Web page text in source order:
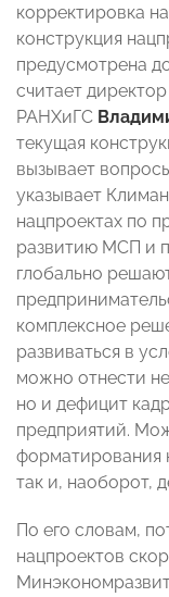
корректировка
конструкция
предусмотрена
считает
РАНХиГС
текущая
вызывает
указывает
нацпроектах по
развитию МСП и
глобально
комплексное
развиваться в
можно отнести
но и дефицит
предприятий.
форматирования
так и, наоборот,
По его словам,
нацпроектов